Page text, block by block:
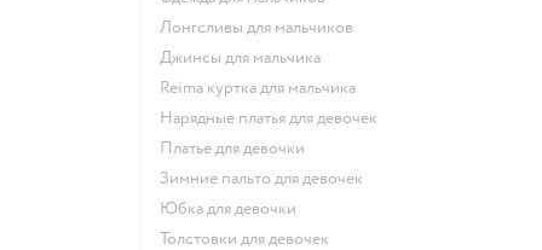
Лонгсливы для мальчиков
Джинсы для мальчика
Reima куртка для мальчика
Нарядные платья для девочек
Платье для девочки
Зимние пальто для девочек
Юбка для девочки
Толстовки для девочек